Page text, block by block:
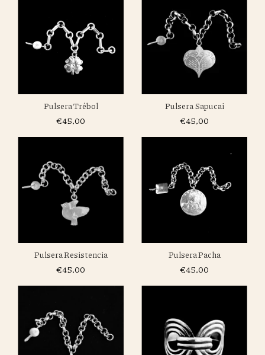
Pulsera Trébol
€45,00
Pulsera Sapucai
€45,00
Pulsera Resistencia
€45,00
Pulsera Pacha
€45,00